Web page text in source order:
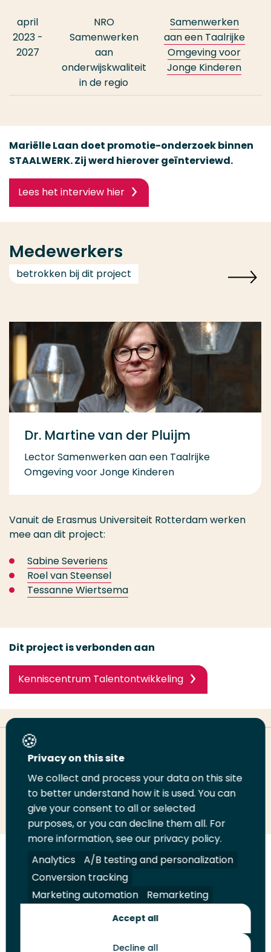
april
2023 -
2027
NRO
Samenwerken
aan
onderwijskwaliteit
in de regio
Samenwerken
aan een Taalrijke
Omgeving voor
Jonge Kinderen
Mariëlle Laan doet promotie-onderzoek binnen
STAALWERK. Zij werd hierover geïnterviewd.
Lees het interview hier
Medewerkers
betrokken bij dit project
Dr. Martine van der Pluijm
Lector Samenwerken aan een Taalrijke
Omgeving voor Jonge Kinderen
Vanuit de Erasmus Universiteit Rotterdam werken
mee aan dit project:
Sabine Severiens
Roel van Steensel
Tessanne Wiertsema
Dit project is verbonden aan
Kenniscentrum Talentontwikkeling
Deel deze pagina
Deel
LinkedIn
Deel
op
Twitter
Deel
op
Facebook
Email
deze
pagina
Print
deze
pagina
Volg
ons
op
LinkedIn
Volg
ons
op
Facebook
Volg
ons
op
YouTube
Volg
ons
op
Instagram
Juridisch Security A-Z Index
Contact
Privacy on this site
We collect and process your data on this site
to better understand how it is used. You can
give your consent to all or selected
purposes, or you can decline them all. For
more information, see our privacy policy.
Analytics
A/B testing and personalization
Conversion tracking
Marketing automation
Remarketing
Accept all
Decline all